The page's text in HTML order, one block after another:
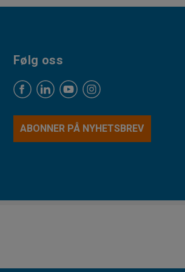
Følg oss
ABONNER PÅ NYHETSBREV